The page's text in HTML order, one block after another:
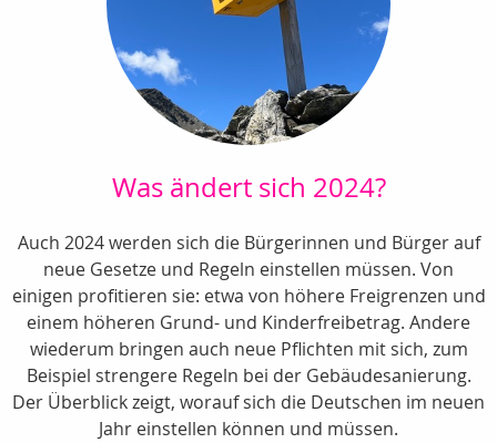
Was ändert sich 2024?
Auch 2024 werden sich die Bürgerinnen und Bürger auf
neue Gesetze und Regeln einstellen müssen. Von
einigen profitieren sie: etwa von höhere Freigrenzen und
einem höheren Grund- und Kinderfreibetrag. Andere
wiederum bringen auch neue Pflichten mit sich, zum
Beispiel strengere Regeln bei der Gebäudesanierung.
Der Überblick zeigt, worauf sich die Deutschen im neuen
Jahr einstellen können und müssen.